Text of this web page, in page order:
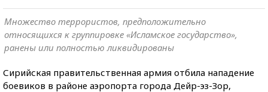
Множество террористов, предположительно
относящихся к группировке «Исламское государство»,
ранены или полностью ликвидированы
Сирийская правительственная армия отбила нападение
боевиков в районе аэропорта города Дейр-эз-Зор,